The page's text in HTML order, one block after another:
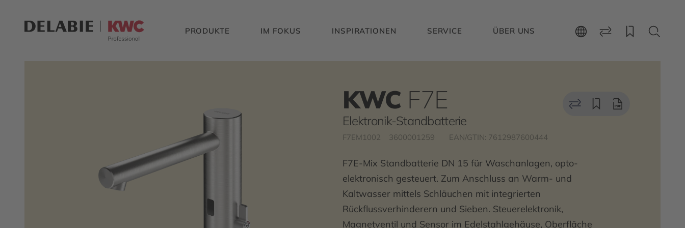
PRODUKTE IM FOKUS INSPIRATIONEN SERVICE ÜBER UNS
KWC F7E
Elektronik-Standbatterie
F7EM1002 3600001259 EAN/GTIN: 7612987600444
F7E-Mix Standbatterie DN 15 für Waschanlagen, opto-
elektronisch gesteuert. Zum Anschluss an Warm- und
Kaltwasser mittels Schläuchen mit integrierten
Rückflussverhinderern und Sieben. Steuerelektronik,
Magnetventil und Sensor im Edelstahlgehäuse, Oberfläche